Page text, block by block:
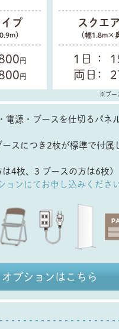
プ
）
円
円
スクエ
（幅1.8m×
1日
両日
※ブー
電源・ブースを仕切るパネ
スにつき2枚が標準で付属
4枚、3 ブースの方は6枚)
ョンにてお申し込みください
オプションはこちら